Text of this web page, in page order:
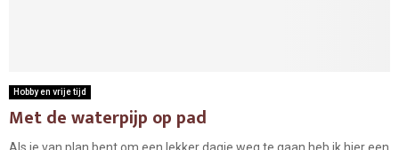
Hobby en vrije tijd
Met de waterpijp op pad